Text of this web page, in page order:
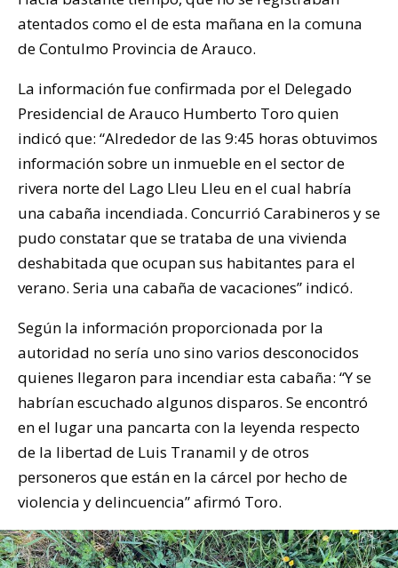
atentados como el de esta mañana en la comuna
de Contulmo Provincia de Arauco.
La información fue confirmada por el Delegado
Presidencial de Arauco Humberto Toro quien
indicó que: “Alrededor de las 9:45 horas obtuvimos
información sobre un inmueble en el sector de
rivera norte del Lago Lleu Lleu en el cual habría
una cabaña incendiada. Concurrió Carabineros y se
pudo constatar que se trataba de una vivienda
deshabitada que ocupan sus habitantes para el
verano. Seria una cabaña de vacaciones” indicó.
Según la información proporcionada por la
autoridad no sería uno sino varios desconocidos
quienes llegaron para incendiar esta cabaña: “Y se
habrían escuchado algunos disparos. Se encontró
en el lugar una pancarta con la leyenda respecto
de la libertad de Luis Tranamil y de otros
personeros que están en la cárcel por hecho de
violencia y delincuencia” afirmó Toro.